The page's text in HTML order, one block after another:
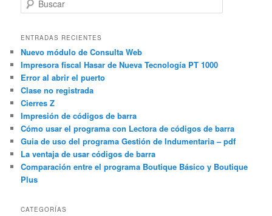
u
c
r
ENTRADAS RECIENTES
Nuevo módulo de Consulta Web
Impresora fiscal Hasar de Nueva Tecnología PT 1000
Error al abrir el puerto
Clase no registrada
Cierres Z
Impresión de códigos de barra
Cómo usar el programa con Lectora de códigos de barra
Guia de uso del programa Gestión de Indumentaria – pdf
La ventaja de usar códigos de barra
Comparación entre el programa Boutique Básico y Boutique
Plus
CATEGORÍAS